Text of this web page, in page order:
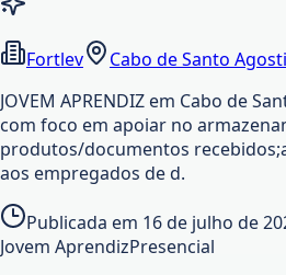
Fortlev
Cabo de Santo
JOVEM APRENDIZ em Cabo de
com foco em apoiar no
produtos/documentos
aos empregados de d.
Publicada em 16 de julho de
Jovem AprendizPresencial